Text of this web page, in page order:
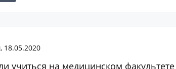
, 18.05.2020
учиться на медицинском